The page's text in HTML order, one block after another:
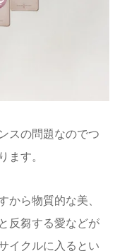
スの問題なのでつ
ます。
から物質的な美、
反芻する愛などが
イクルに入るとい